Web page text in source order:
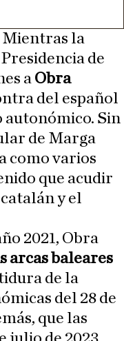
Mientras la
de
a Obra
del español
autonómico. Sin
de Marga
como varios
que acudir
y el
2021, Obra
arcas baleares
de la
del 28 de
que las